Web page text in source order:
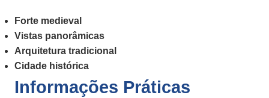
Forte medieval
Vistas panorâmicas
Arquitetura tradicional
Cidade histórica
Informações Práticas